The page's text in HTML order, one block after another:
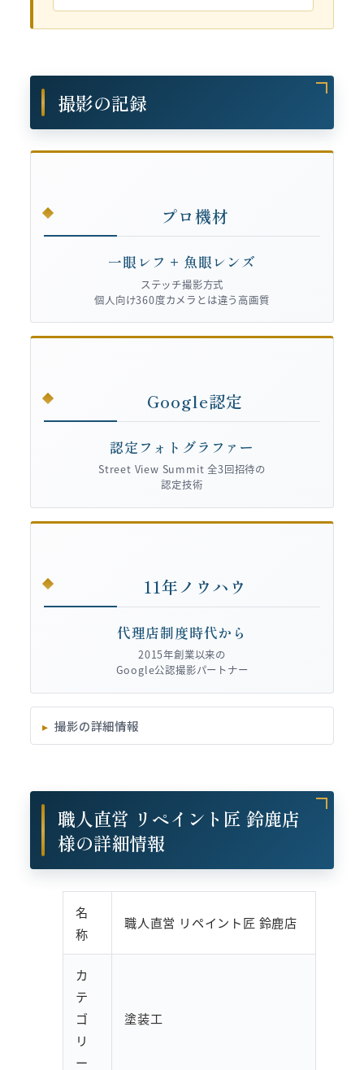
撮影の記録
プロ機材
一眼レフ + 魚眼レンズ
ステッチ撮影方式
個人向け360度カメラとは違う高画質
Google認定
認定フォトグラファー
Street View Summit 全3回招待の
認定技術
11年ノウハウ
代理店制度時代から
2015年創業以来の
Google公認撮影パートナー
撮影の詳細情報
職人直営 リペイント匠 鈴鹿店
様の詳細情報
名
称
職人直営 リペイント匠 鈴鹿店
カ
テ
ゴ
リ
ー
塗装工